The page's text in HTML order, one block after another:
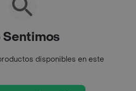
Sentimos
disponibles en este